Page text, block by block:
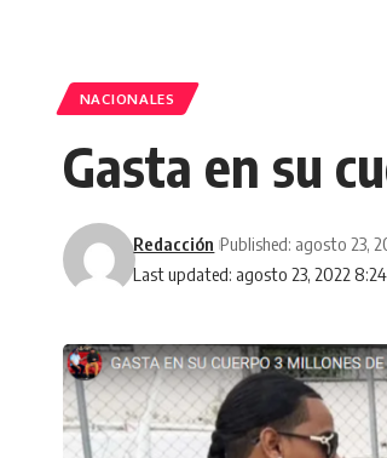
NACIONALES
Gasta en su
Last updated: agosto 23, 2022
Redacción Published: agosto 23,